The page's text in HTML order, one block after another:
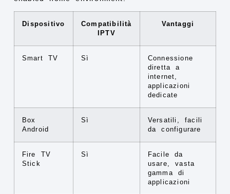
Dispositivo
Compatibilità
IPTV
Vantaggi
Smart TV Sì
Connessione
diretta a
internet,
applicazioni
dedicate
Box
Android
Sì
Versatili, facili
da configurare
Fire TV
Stick
Sì
Facile da
usare, vasta
gamma di
applicazioni